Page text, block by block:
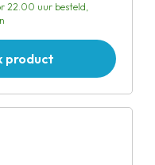
22.00 uur besteld,
product